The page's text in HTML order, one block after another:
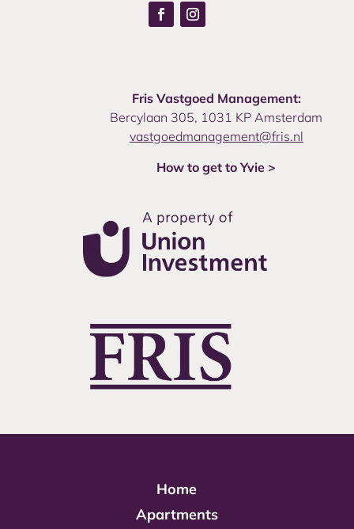
Fris Vastgoed Management:
Bercylaan 305, 1031 KP Amsterdam
vastgoedmanagement@fris.nl
How to get to Yvie >
Home
Apartments